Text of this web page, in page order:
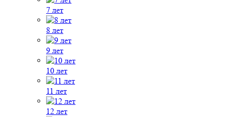
7 лет
8 лет
9 лет
10 лет
11 лет
12 лет